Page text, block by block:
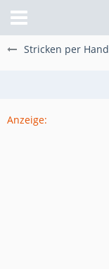
Stricken per Hand
Anzeige: